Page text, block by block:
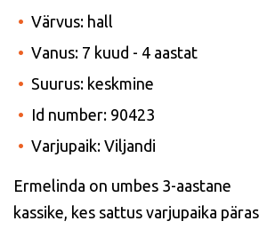
Värvus: hall
Vanus: 7 kuud - 4 aastat
Suurus: keskmine
Id number: 90423
Varjupaik: Viljandi
Ermelinda on umbes 3-aastane
kassike, kes sattus varjupaika